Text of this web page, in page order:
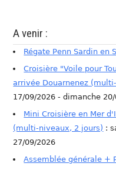
A venir :
Régate Penn Sardin en
Croisière "Voile pour
arrivée Douarnenez
17/09/2026 - dimanche
Mini Croisière en Mer
(multi-niveaux, 2 jours) :
27/09/2026
Assemblée générale +